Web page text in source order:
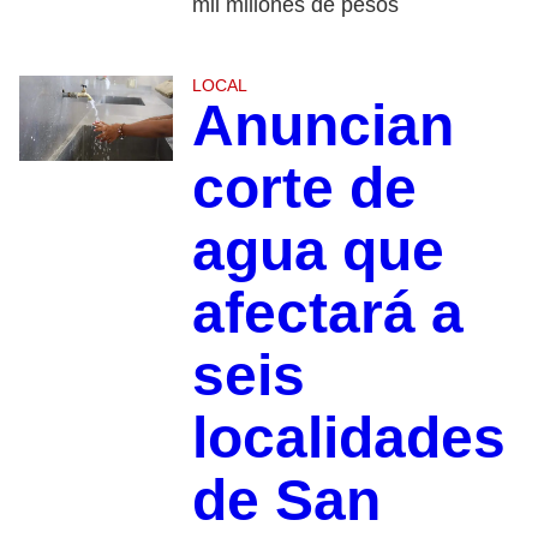
LOCAL
Anuncian
corte de
agua que
afectará a
seis
localidades
de San